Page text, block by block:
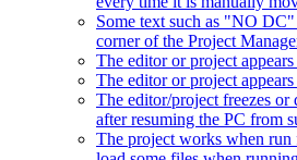
Some text such as "NO
corner of the Project
The editor or project
The editor or project
The editor/project freezes or
after resuming the PC from
The project works when